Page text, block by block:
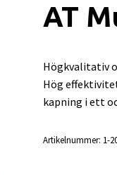
AT
Högkvalitativ
Hög
kapning i ett
Artikelnummer: 1-